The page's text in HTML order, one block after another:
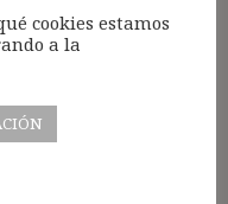
utilizan la
con ánimo de
de terceros sin
blog únicamente
y tramitarla
cookies estamos
a la